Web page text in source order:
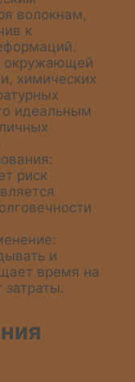
волокнам,
к
окружающей
химических
идеальным
риск
и
время на
затраты.